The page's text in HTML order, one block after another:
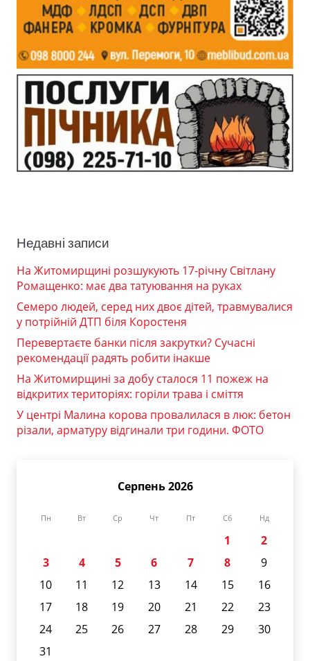
Недавні записи
На Житомирщині розшукують 17-річну Світлану
Ромащенко: має два татуювання на руках
Семеро людей, серед них двоє дітей, травмувалися
у потрійній ДТП біля Коростеня
Перевертаєте банки після закрутки? Сучасні
рекомендації радять робити інакше
На Житомирщині за добу сталося 11 пожеж на
відкритих територіях: горіли трава і сміття
У центрі Малина корова провалилася в люк: бетон
різали, арматуру відгинали три години. ФОТО
Серпень 2026
Пн Вт Ср Чт Пт Сб Нд
1
2
3
4 5 6 7 8
9
10
11 12 13 14 15
16
17
18 19 20 21 22
23
24
25 26 27 28 29
30
31